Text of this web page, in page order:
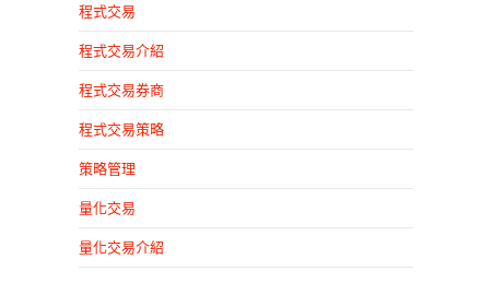
程式交易
程式交易介紹
程式交易券商
程式交易策略
策略管理
量化交易
量化交易介紹